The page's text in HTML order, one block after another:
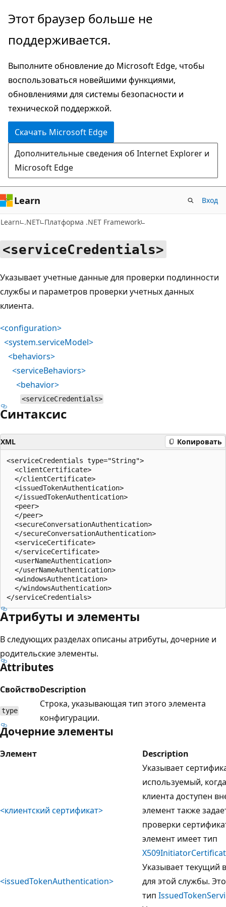
Пропустить
перейти
основному
содержимому
Этот браузер больше не
поддерживается.
Выполните обновление до Microsoft Edge, чтобы
воспользоваться новейшими функциями,
обновлениями для системы безопасности и
технической поддержкой.
Скачать Microsoft Edge
Дополнительные сведения об Internet Explorer и
Microsoft Edge
Learn Вход
Learn .NET Платформа .NET Framework
<serviceCredentials>
Указывает учетные данные для проверки подлинности
службы и параметров проверки учетных данных
клиента.
<configuration>
<system.serviceModel>
<behaviors>
<serviceBehaviors>
<behavior>
<serviceCredentials>
Синтаксис
XML Копировать
<serviceCredentials type="String">
  <clientCertificate>
  </clientCertificate>
  <issuedTokenAuthentication>
  </issuedTokenAuthentication>
  <peer>
  </peer>
  <secureConversationAuthentication>
  </secureConversationAuthentication>
  <serviceCertificate>
  </serviceCertificate>
  <userNameAuthentication>
  </userNameAuthentication>
  <windowsAuthentication>
  </windowsAuthentication>
Атрибуты и элементы
В следующих разделах описаны атрибуты, дочерние и
родительские элементы.
Attributes
СвойствоDescription
type
Строка, указывающая тип этого элемента
конфигурации.
Дочерние элементы
Элемент Description
<клиентский сертификат>
Указывает
используемый,
клиента доступен
элемент также
проверки
элемент имеет тип
<issuedTokenAuthentication>
Указывает текущий
для этой службы.
тип